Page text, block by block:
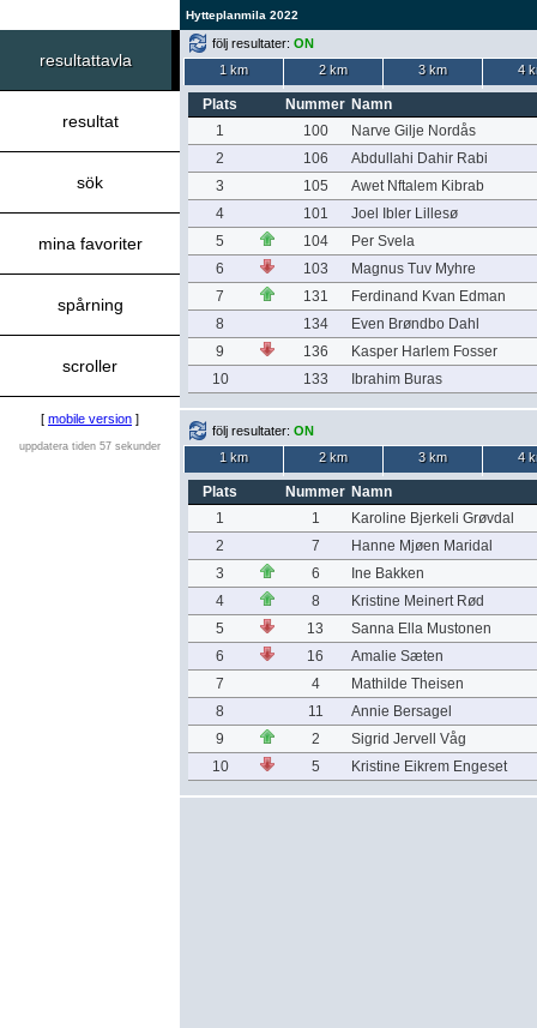
Hytteplanmila 2022
resultattavla
resultat
sök
mina favoriter
spårning
scroller
[ mobile version ]
uppdatera tiden 57 sekunder
följ resultater: ON
1 km
2 km 3 km 4
Plats Nummer Namn
1
100
Narve Gilje Nordås
2
106
Abdullahi Dahir Rabi
3
105
Awet Nftalem Kibrab
4
101
Joel Ibler Lillesø
5
104
Per Svela
6
103
Magnus Tuv Myhre
7
131
Ferdinand Kvan Edman
8
134
Even Brøndbo Dahl
9
136
Kasper Harlem Fosser
10
133 Ibrahim Buras
följ resultater: ON
1 km
2 km 3 km 4
Plats Nummer Namn
1
1
Karoline Bjerkeli Grøvdal
2
7
Hanne Mjøen Maridal
3
6
Ine Bakken
4
8
Kristine Meinert Rød
5
13
Sanna Ella Mustonen
6
16
Amalie Sæten
7
4
Mathilde Theisen
8
11
Annie Bersagel
9
2
Sigrid Jervell Våg
10
5 Kristine Eikrem Engeset